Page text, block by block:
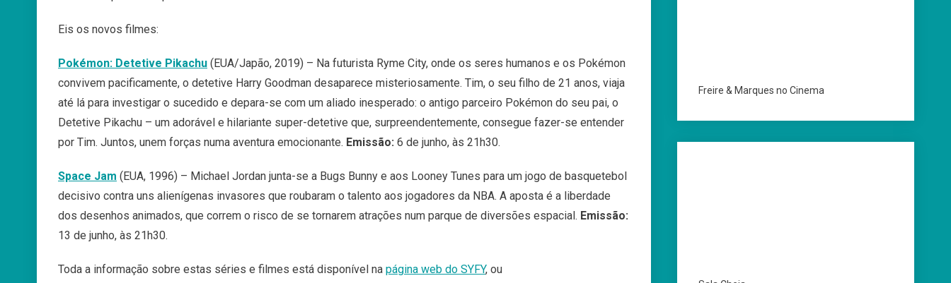
Chega
SYFY
Eis os novos filmes:
Pokémon: Detetive Pikachu (EUA/Japão, 2019) – Na futurista Ryme City, onde os seres humanos e os Pokémon
convivem pacificamente, o detetive Harry Goodman desaparece misteriosamente. Tim, o seu filho de 21 anos, viaja
até lá para investigar o sucedido e depara-se com um aliado inesperado: o antigo parceiro Pokémon do seu pai, o
Detetive Pikachu – um adorável e hilariante super-detetive que, surpreendentemente, consegue fazer-se entender
por Tim. Juntos, unem forças numa aventura emocionante. Emissão: 6 de junho, às 21h30.
Space Jam (EUA, 1996) – Michael Jordan junta-se a Bugs Bunny e aos Looney Tunes para um jogo de basquetebol
decisivo contra uns alienígenas invasores que roubaram o talento aos jogadores da NBA. A aposta é a liberdade
dos desenhos animados, que correm o risco de se tornarem atrações num parque de diversões espacial. Emissão:
13 de junho, às 21h30.
Toda a informação sobre estas séries e filmes está disponível na página web do SYFY, ou
Freire & Marques no Cinema